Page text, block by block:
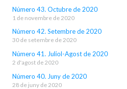
Número 43. Octubre de 2020
1 de novembre de 2020
Número 42. Setembre de 2020
30 de setembre de 2020
Número 41. Juliol-Agost de 2020
2 d'agost de 2020
Número 40. Juny de 2020
28 de juny de 2020